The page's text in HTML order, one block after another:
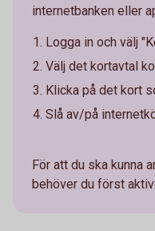
internetbanken eller
Logga in och välj
Välj det kortavtal
Klicka på det kort
Slå av/på
För att du ska kunna
behöver du först